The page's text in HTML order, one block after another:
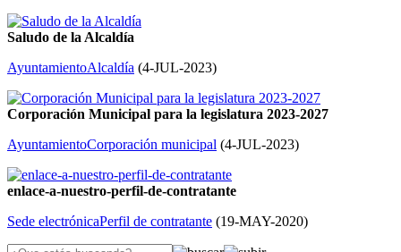
Saludo de la Alcaldía
AyuntamientoAlcaldía (4-JUL-2023)
Corporación Municipal para la legislatura 2023-2027
AyuntamientoCorporación municipal (4-JUL-2023)
enlace-a-nuestro-perfil-de-contratante
Sede electrónicaPerfil de contratante (19-MAY-2020)